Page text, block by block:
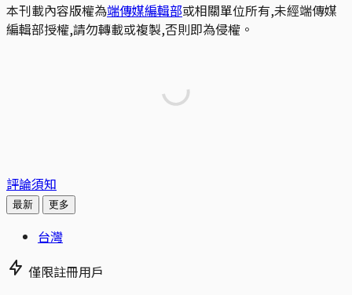
本刊載內容版權為端傳媒編輯部或相關單位所有,未經端傳媒
編輯部授權,請勿轉載或複製,否則即為侵權。
評論須知
最新 更多
台灣
僅限註冊用戶